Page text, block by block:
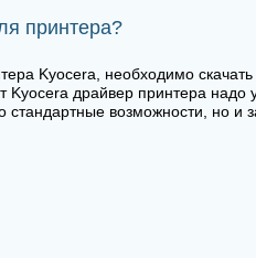
принтера?
Kyocera, необходимо
драйвер принтера надо
возможности, но и